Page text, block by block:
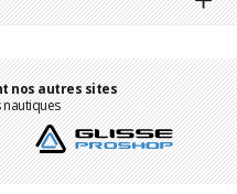
nos autres sites